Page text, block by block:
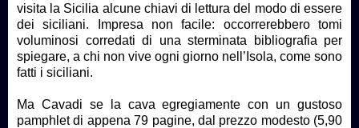
visita la Sicilia alcune chiavi di lettura del modo di essere
dei siciliani. Impresa non facile: occorrerebbero tomi
voluminosi corredati di una sterminata bibliografia per
spiegare, a chi non vive ogni giorno nell’Isola, come sono
fatti i siciliani.
Ma Cavadi se la cava egregiamente con un gustoso
pamphlet di appena 79 pagine, dal prezzo modesto (5,90